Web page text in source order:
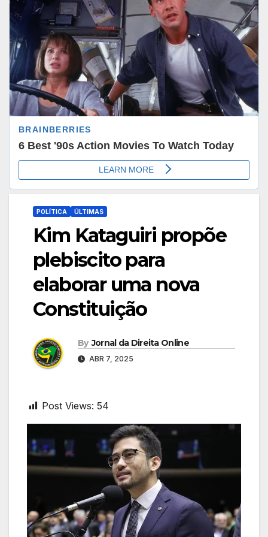
POLÍTICA ÚLTIMAS
Kim Kataguiri propõe
plebiscito para
elaborar uma nova
Constituição
By Jornal da Direita Online
ABR 7, 2025
Post Views: 54